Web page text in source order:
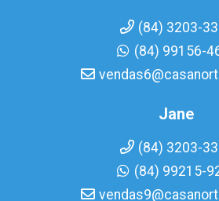
(84) 3203-
(84) 99156-
Jane
(84) 3203-
(84) 99215-